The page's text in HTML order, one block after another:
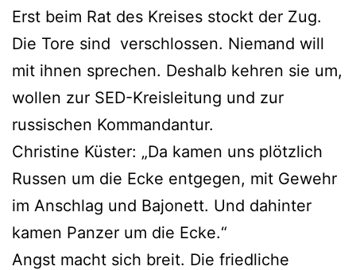
Erst beim Rat des Kreises stockt der Zug.
Die Tore sind verschlossen. Niemand will
mit ihnen sprechen. Deshalb kehren sie um,
wollen zur SED-Kreisleitung und zur
russischen Kommandantur.
Christine Küster: „Da kamen uns plötzlich
Russen um die Ecke entgegen, mit Gewehr
im Anschlag und Bajonett. Und dahinter
kamen Panzer um die Ecke.“
Angst macht sich breit. Die friedliche